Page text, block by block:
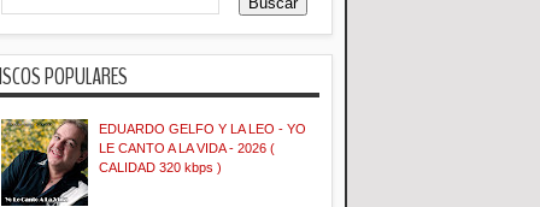
POPULARES
EDUARDO GELFO Y LA LEO - YO
LE CANTO A LA VIDA - 2026 (
CALIDAD 320 kbps )